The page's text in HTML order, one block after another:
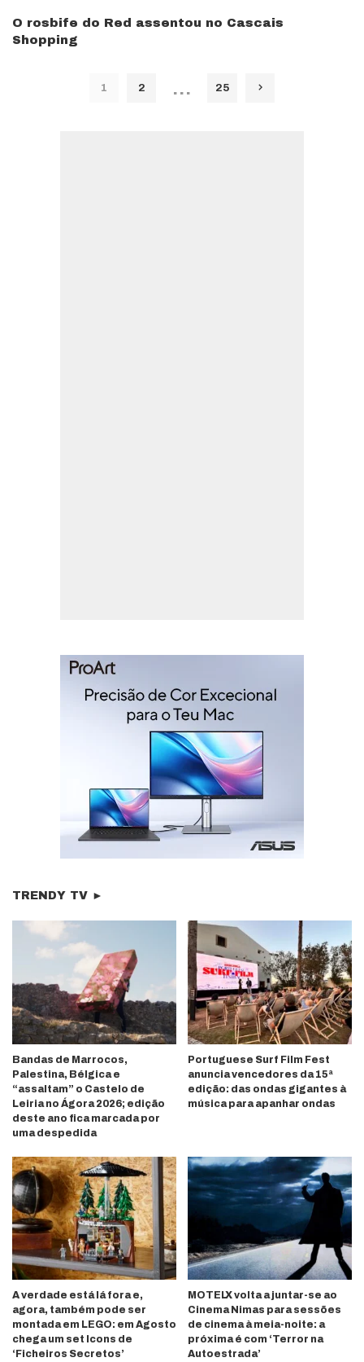
O rosbife do Red assentou no Cascais
Shopping
1 2 … 25
TRENDY TV ►
Bandas de Marrocos,
Palestina, Bélgica e
“assaltam” o Castelo de
Leiria no Ágora 2026; edição
deste ano fica marcada por
uma despedida
Portuguese Surf Film Fest
anuncia vencedores da 15ª
edição: das ondas gigantes à
música para apanhar ondas
A verdade está lá fora e,
agora, também pode ser
montada em LEGO: em Agosto
chega um set Icons de
‘Ficheiros Secretos’
MOTELX volta a juntar-se ao
Cinema Nimas para sessões
de cinema à meia-noite: a
próxima é com ‘Terror na
Autoestrada’